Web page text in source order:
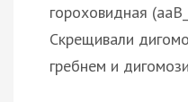
гороховидная
Скрещивали
гребнем и